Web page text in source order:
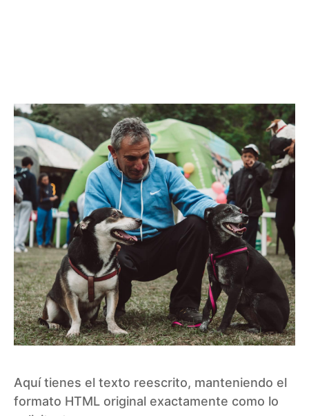
Aquí tienes el texto reescrito, manteniendo el
formato HTML original exactamente como lo